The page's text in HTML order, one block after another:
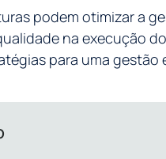
podem otimizar a
na execução
para uma gestão